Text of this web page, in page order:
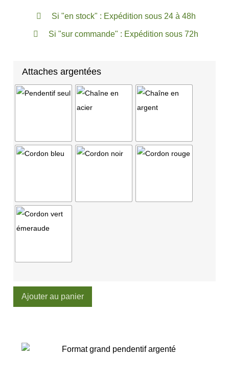
Si "en stock" : Expédition sous 24 à 48h
Si "sur commande" : Expédition sous 72h
Attaches argentées
Ajouter au panier